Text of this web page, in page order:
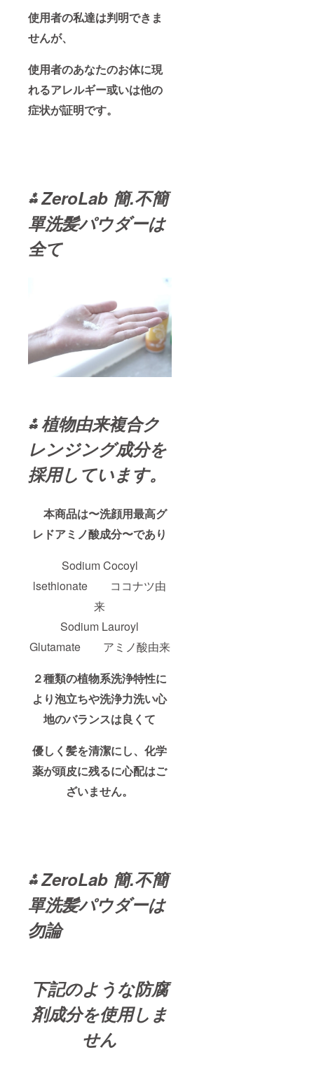
使用者の私達は判明できま
せんが、
使用者のあなたのお体に現
れるアレルギー或いは他の
症状が証明です。
⁂ZeroLab 簡.不簡
單洗髪パウダーは
全て
⁂ 植物由来複合ク
レンジング成分を
採用しています。
本商品は〜洗顔用最高グ
レドアミノ酸成分〜であり
Sodium Cocoyl
lsethionate ココナツ由
来
Sodium Lauroyl
Glutamate アミノ酸由来
２種類の植物系洗浄特性に
より泡立ちや洗浄力洗い心
地のバランスは良くて
優しく髪を清潔にし、化学
薬が頭皮に残るに心配はご
ざいません。
⁂ZeroLab 簡.不簡
單洗髪パウダーは
勿論
下記のような防腐
剤成分を使用しま
せん